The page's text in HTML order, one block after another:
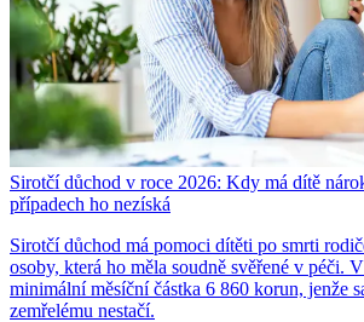
Sirotčí důchod v roce 2026: Kdy má dítě
případech ho nezíská
Sirotčí důchod má pomoci dítěti po smrti
osoby, která ho měla soudně svěřené v péči.
minimální měsíční částka 6 860 korun, jenže
zemřelému nestačí.